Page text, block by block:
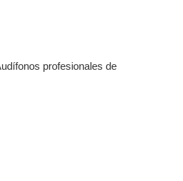
profesionales de